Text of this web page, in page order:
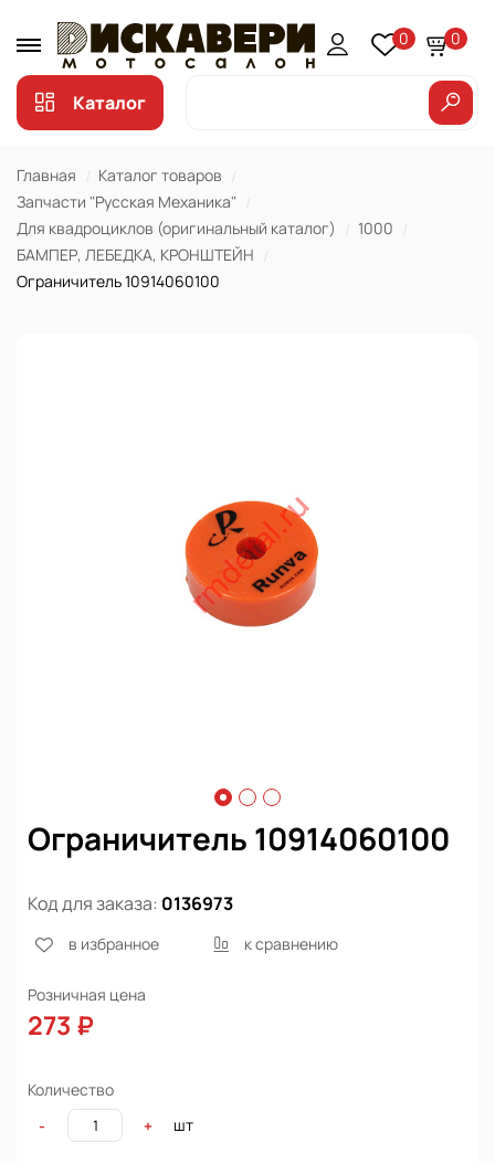
0 0
Каталог
Главная
Каталог товаров
Запчасти "Русская Механика"
Для квадроциклов (оригинальный каталог)
1000
БАМПЕР, ЛЕБЕДКА, КРОНШТЕЙН
Ограничитель 10914060100
Ограничитель 10914060100
Код для заказа: 0136973
в избранное к сравнению
Розничная цена
273 ₽
Количество
-
+ шт